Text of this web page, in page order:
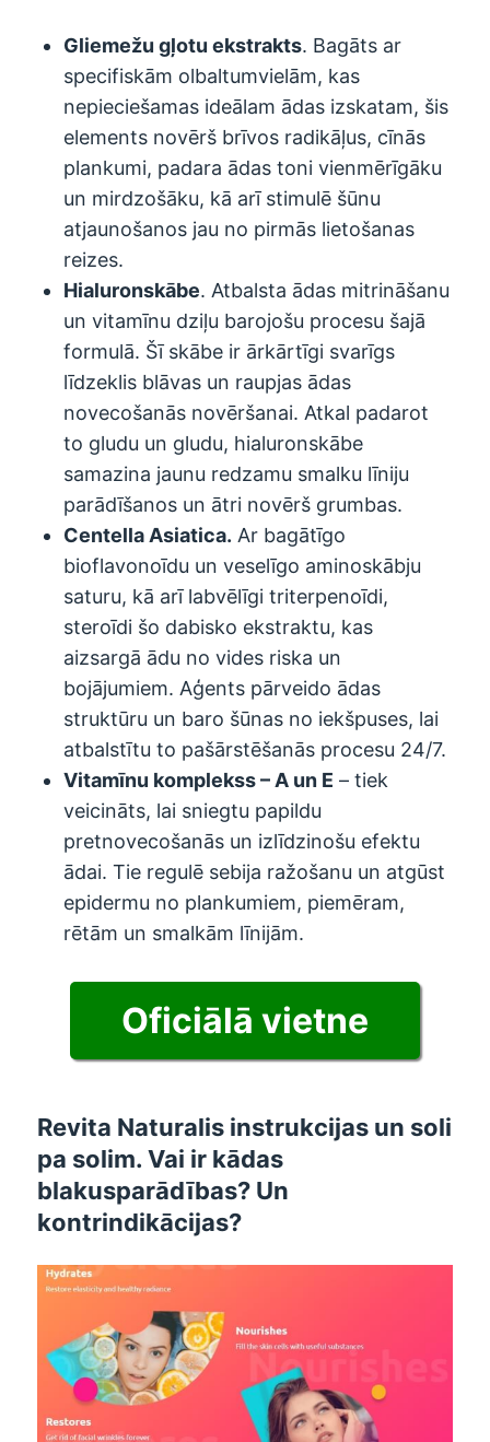
Gliemežu gļotu ekstrakts. Bagāts ar
specifiskām olbaltumvielām, kas
nepieciešamas ideālam ādas izskatam, šis
elements novērš brīvos radikāļus, cīnās
plankumi, padara ādas toni vienmērīgāku
un mirdzošāku, kā arī stimulē šūnu
atjaunošanos jau no pirmās lietošanas
reizes.
Hialuronskābe. Atbalsta ādas mitrināšanu
un vitamīnu dziļu barojošu procesu šajā
formulā. Šī skābe ir ārkārtīgi svarīgs
līdzeklis blāvas un raupjas ādas
novecošanās novēršanai. Atkal padarot
to gludu un gludu, hialuronskābe
samazina jaunu redzamu smalku līniju
parādīšanos un ātri novērš grumbas.
Centella Asiatica. Ar bagātīgo
bioflavonoīdu un veselīgo aminoskābju
saturu, kā arī labvēlīgi triterpenoīdi,
steroīdi šo dabisko ekstraktu, kas
aizsargā ādu no vides riska un
bojājumiem. Aģents pārveido ādas
struktūru un baro šūnas no iekšpuses, lai
atbalstītu to pašārstēšanās procesu 24/7.
Vitamīnu komplekss – A un E – tiek
veicināts, lai sniegtu papildu
pretnovecošanās un izlīdzinošu efektu
ādai. Tie regulē sebija ražošanu un atgūst
epidermu no plankumiem, piemēram,
rētām un smalkām līnijām.
Oficiālā vietne
Revita Naturalis instrukcijas un soli
pa solim. Vai ir kādas
blakusparādības? Un
kontrindikācijas?